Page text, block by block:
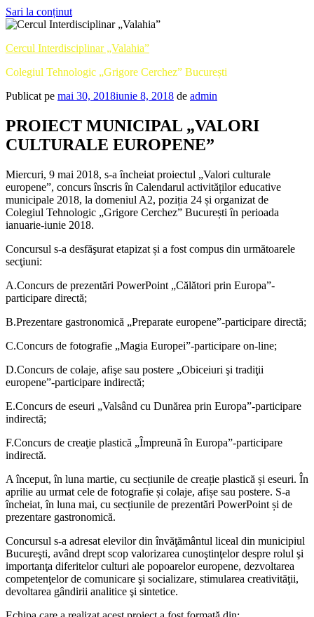
Sari la conținut
Cercul Interdisciplinar „Valahia”
Colegiul Tehnologic „Grigore Cerchez” București
Publicat pe mai 30, 2018iunie 8, 2018 de admin
PROIECT MUNICIPAL „VALORI
CULTURALE EUROPENE”
Miercuri, 9 mai 2018, s-a încheiat proiectul „Valori culturale
europene”, concurs înscris în Calendarul activităților educative
municipale 2018, la domeniul A2, poziția 24 și organizat de
Colegiul Tehnologic „Grigore Cerchez” București în perioada
ianuarie-iunie 2018.
Concursul s-a desfăşurat etapizat și a fost compus din următoarele
secţiuni:
A.Concurs de prezentări PowerPoint „Călători prin Europa”-
participare directă;
B.Prezentare gastronomică „Preparate europene”-participare directă;
C.Concurs de fotografie „Magia Europei”-participare on-line;
D.Concurs de colaje, afişe sau postere „Obiceiuri şi tradiţii
europene”-participare indirectă;
E.Concurs de eseuri „Valsând cu Dunărea prin Europa”-participare
indirectă;
F.Concurs de creaţie plastică „Împreună în Europa”-participare
indirectă.
A început, în luna martie, cu secțiunile de creație plastică și eseuri. În
aprilie au urmat cele de fotografie și colaje, afișe sau postere. S-a
încheiat, în luna mai, cu secțiunile de prezentări PowerPoint și de
prezentare gastronomică.
Concursul s-a adresat elevilor din învăţământul liceal din municipiul
Bucureşti, având drept scop valorizarea cunoştinţelor despre rolul şi
importanţa diferitelor culturi ale popoarelor europene, dezvoltarea
competenţelor de comunicare şi socializare, stimularea creativităţii,
devoltarea gândirii analitice şi sintetice.